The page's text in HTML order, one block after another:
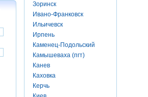
Зоринск
Ивано-Франковск
Ильичевск
Ирпень
Каменец-Подольский
Камышеваха (пгт)
Канев
Каховка
Керчь